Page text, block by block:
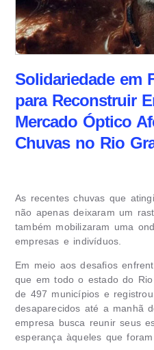
Solidariedade em
para Reconstruir
Mercado Óptico
Chuvas no Rio
As recentes chuvas que
não apenas deixaram um
também mobilizaram uma
empresas e indivíduos.
Em meio aos desafios
que em todo o estado do
de 497 municípios e
desaparecidos até a manhã
empresa busca reunir seus
esperança àqueles que foram